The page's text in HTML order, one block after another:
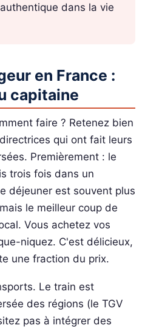
dans la vie
en France :
capitaine
faire ? Retenez bien
qui ont fait leurs
Premièrement : le
trois fois dans un
déjeuner est souvent plus
le meilleur coup de
Vous achetez vos
niquez. C'est délicieux,
une fraction du prix.
Le train est
des régions (le TGV
pas à intégrer des